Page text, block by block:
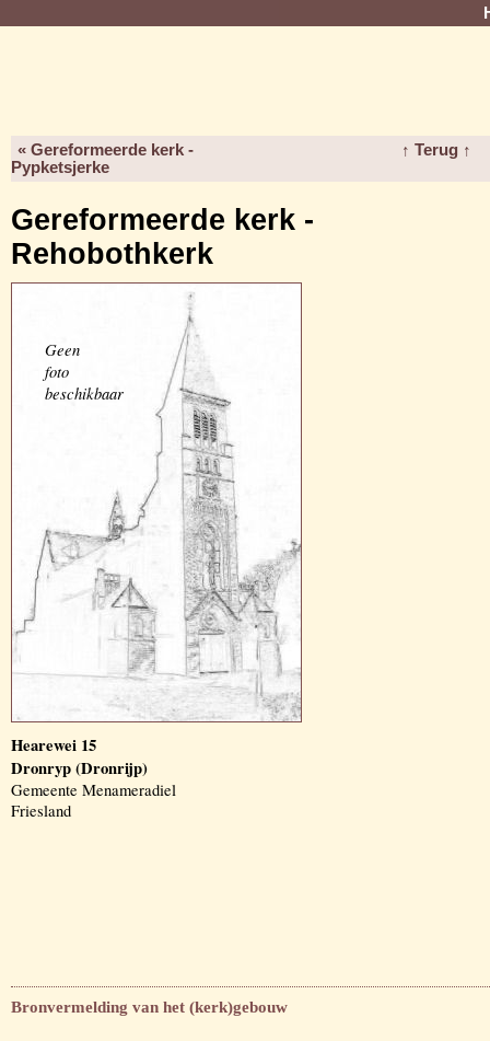
« Gereformeerde kerk -
Pypketsjerke
↑ Terug ↑
Gereformeerde kerk -
Rehobothkerk
Geen
foto
beschikbaar
Hearewei 15
Dronryp (Dronrijp)
Gemeente Menameradiel
Friesland
Bronvermelding van het (kerk)gebouw